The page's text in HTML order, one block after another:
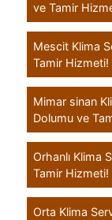
ve Tamir
Mescit Klima
Tamir Hizmeti!
Mimar sinan
Dolumu ve
Orhanlı Klima
Tamir Hizmeti!
Orta Klima